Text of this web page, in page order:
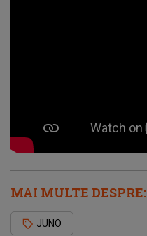
MAI MULTE DESPRE:
JUNO